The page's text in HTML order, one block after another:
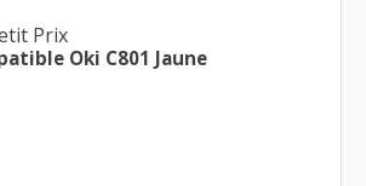
Prix
Oki C801 Jaune